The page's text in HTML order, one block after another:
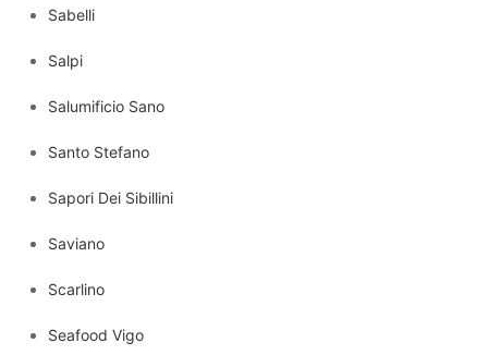
Sabelli
Salpi
Salumificio Sano
Santo Stefano
Sapori Dei Sibillini
Saviano
Scarlino
Seafood Vigo